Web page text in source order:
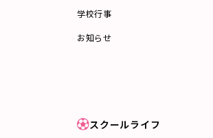
学校行事
お知らせ
スクールライフ